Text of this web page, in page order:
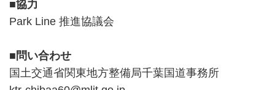
■協力
Park Line 推進協議会
■問い合わせ
国土交通省関東地方整備局千葉国道事務所